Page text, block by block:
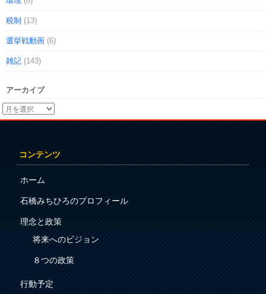
税制 (13)
選挙戦動画 (6)
雑記 (143)
アーカイブ
コンテンツ
ホーム
石橋みちひろのプロフィール
理念と政策
将来へのビジョン
８つの政策
行動予定